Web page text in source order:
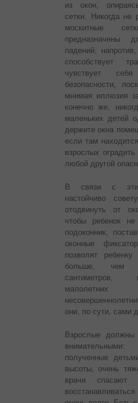
из окон,
сетки. Никогда не
москитные
предназначены
падений,
способствует
чувствует
безопасности,
мнимая иллюзия
конечно же,
маленьких детей
держите окна
если там
взрослых
любой другой
В связи с
настойчиво
отодвинуть от
чтобы ребенок
подоконник,
оконные
позволят ребенку
больше, чем
сантиметров,
они, по сути, сами
Взрослые должны
полученные
высоты, очень
врачи спасают